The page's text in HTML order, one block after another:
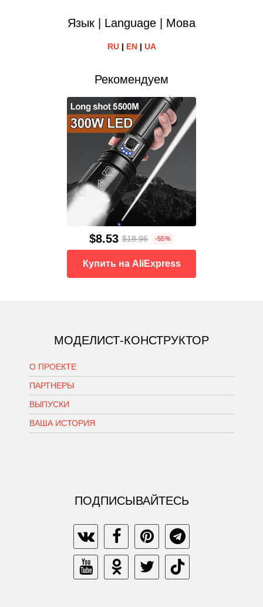
Язык | Language | Мова
RU| EN| UA
Рекомендуем
$8.53 $18.96 -55%
Купить на AliExpress
МОДЕЛИСТ-КОНСТРУКТОР
О ПРОЕКТЕ
ПАРТНЕРЫ
ВЫПУСКИ
ВАША ИСТОРИЯ
ПОДПИСЫВАЙТЕСЬ